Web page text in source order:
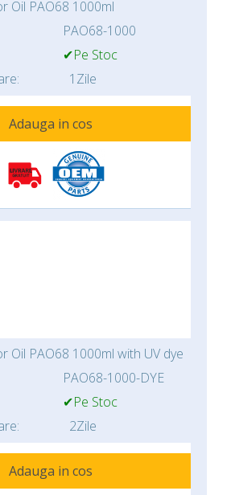
Oil PAO68 1000ml
PAO68-1000
✔Pe Stoc
1Zile
Adauga in cos
Oil PAO68 1000ml with UV dye
PAO68-1000-DYE
✔Pe Stoc
2Zile
Adauga in cos